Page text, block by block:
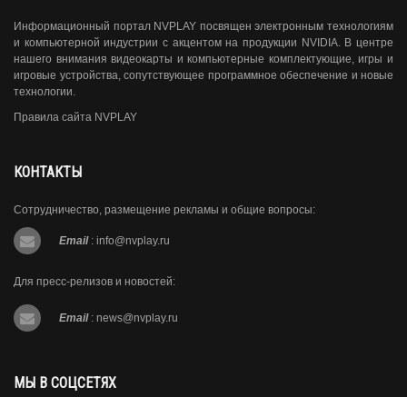
Информационный портал NVPLAY посвящен электронным технологиям
и компьютерной индустрии с акцентом на продукции NVIDIA. В центре
нашего внимания видеокарты и компьютерные комплектующие, игры и
игровые устройства, сопутствующее программное обеспечение и новые
технологии.
Правила сайта NVPLAY
КОНТАКТЫ
Сотрудничество, размещение рекламы и общие вопросы:
Email : info@nvplay.ru
Для пресс-релизов и новостей:
Email : news@nvplay.ru
МЫ В СОЦСЕТЯХ